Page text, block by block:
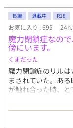
長編 連載中 R18
お気に入り : 695
魔力閉鎖症なの
傍にいます。
くまだった
魔力閉鎖症のリル
まされていた。あ
が触れ合った時、
エルの傍にいるた
する。 ダニエルは
いるから周囲は大